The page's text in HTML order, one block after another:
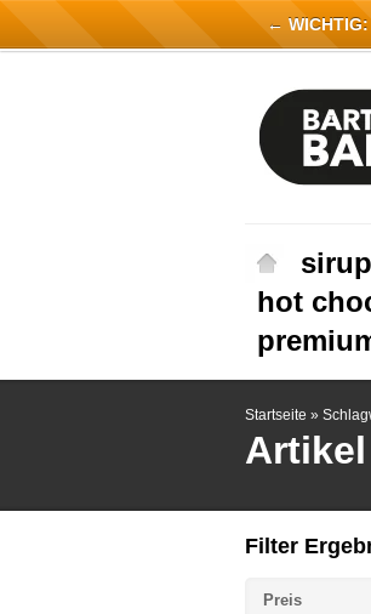
hot
Startseite »
Filter
Preis
← WICHTIG: